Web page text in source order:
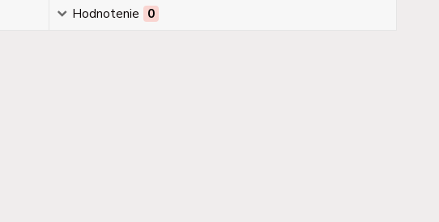
Hodnotenie 0